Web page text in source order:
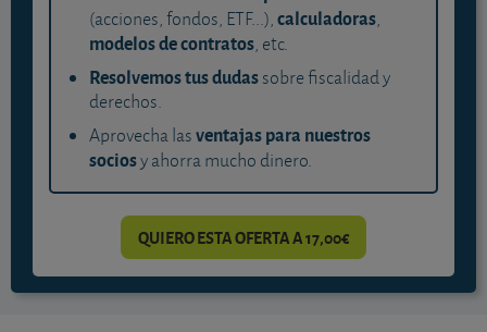
(acciones, fondos, ETF...),calculadoras,
modelos de contratos, etc.
Resolvemos tus dudassobre fiscalidad y
derechos.
Aprovecha lasventajas para nuestros
sociosy ahorra mucho dinero.
QUIERO ESTA OFERTA A 17,00€